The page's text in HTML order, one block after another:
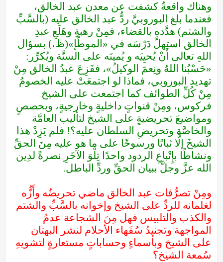
وهناك واقعةٌ كشفت عن معدن عبد الخالق،
فعندما بلغ البوروبيَّ ردُّ عبد الخالق عليه (بالسَّبِّ
والشتم) هدَّده بالقضاء، فمِنْ رهبةِ وهَلَعِ عبدِ
الخالق استهلَّ دَرْسَه في «الموطَّإ»(ظ،) بسؤال
اللهِ تعالى أَنْ يُحيِيَه و يُميتَه على السنَّة ويُكرِّر:
«حَسْبُنا اللهُ ونِعمَ الوكيلُ»، ففَزِعَ عبدُ الخالق مِنْ
تهديد البوروبي، فماذا لو اجتمعَتْ عليه الخصومُ
مِنْ كُلِّ الطوائف كما اجتمعت على الشيخ
فركوس، ومِنْ قنواتٍ داخليةٍ وخارجيةٍ، وبحصصٍ
ومواضيعَ تحريضيةٍ على الشيخ لتأليب العامَّة
والخاصَّة وتحريضِ السلطان عليه؟! فلم يَزِدْ هذا
الشيخَ إلَّا ثباتًا ورسوخًا على ما هو عليه مِنَ الحقِّ
ونشاطًا بإِتْباعِ الردود واحدًا تِلْوَ الآخَرِ نصرةً لدِين
الله عزَّ وجلَّ ببيان الحقِّ وردِّ الباطل.
ومِنْ تصرُّفات عبد الخالق ماضي تحريضُه وأَزُّه
لغلمانه للردِّ على الشيخ وإخوانه بالسَّبِّ والشتم
والكذب والتلبيس فهل مِنَ الشجاعة عدمُ
المواجهة وتجنيدُ سُفَهاء الأحلام لنشر البهتان
على الشيخ وبأسماءٍ وحساباتٍ مستعارةٍ لتشويهِ
سُمعة الشيخ؟